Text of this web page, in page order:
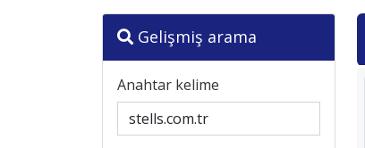
Gelişmiş arama
Anahtar kelime